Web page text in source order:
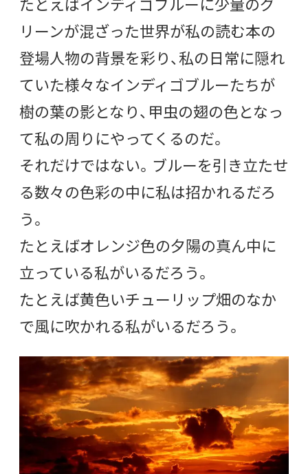
リーンが混ざった世界が私の読む本の
登場人物の背景を彩り、私の日常に隠れ
ていた様々なインディゴブルーたちが
樹の葉の影となり、甲虫の翅の色となっ
て私の周りにやってくるのだ。
それだけではない。ブルーを引き立たせ
る数々の色彩の中に私は招かれるだろ
う。
たとえばオレンジ色の夕陽の真ん中に
立っている私がいるだろう。
たとえば黄色いチューリップ畑のなか
で風に吹かれる私がいるだろう。